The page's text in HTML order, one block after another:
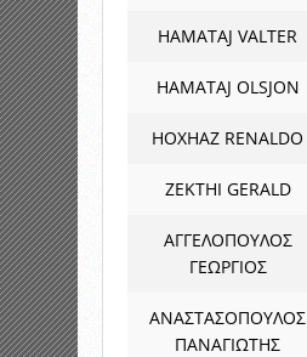
HAMATAJ VALTER
HAMATAJ OLSJON
HOXHAZ RENALDO
ZEKTHI GERALD
ΑΓΓΕΛΟΠΟΥΛΟΣ
ΓΕΩΡΓΙΟΣ
ΑΝΑΣΤΑΣΟΠΟΥΛΟΣ
ΠΑΝΑΓΙΩΤΗΣ